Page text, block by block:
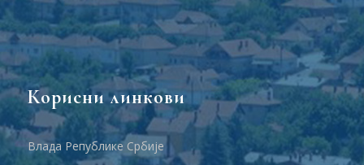
Корисни линкови
Влада Републике Србије